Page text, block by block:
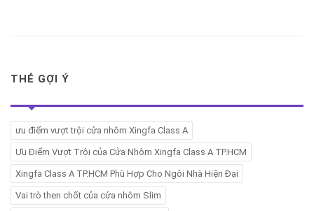
THẺ GỢI Ý
ưu điểm vượt trội cửa nhôm Xingfa Class A
Ưu Điểm Vượt Trội của Cửa Nhôm Xingfa Class A TP.HCM
Xingfa Class A TP.HCM Phù Hợp Cho Ngôi Nhà Hiện Đại
Vai trò then chốt của cửa nhôm Slim